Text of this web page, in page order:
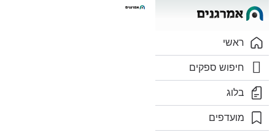
ראשי
חיפוש ספקים
בלוג
מועדפים